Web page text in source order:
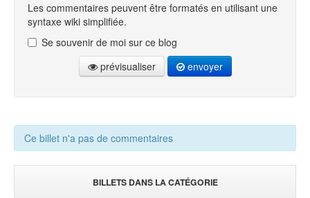
Les commentaires peuvent être formatés en utilisant une
syntaxe wiki simplifiée.
Se souvenir de moi sur ce blog
prévisualiser
envoyer
Ce billet n'a pas de commentaires
BILLETS DANS LA CATÉGORIE